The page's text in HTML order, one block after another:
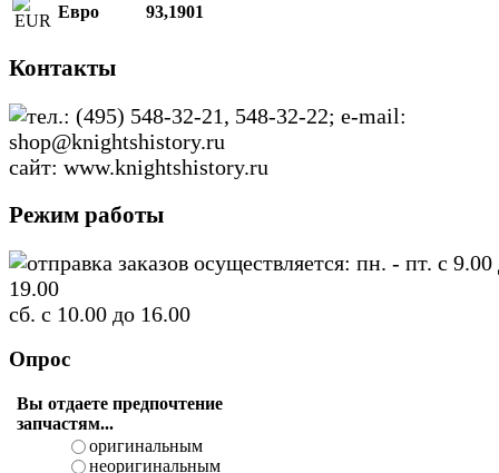
Евро 93,1901
Контакты
тел.: (495) 548-32-21, 548-32-22; e-mail:
shop@knightshistory.ru
сайт: www.knightshistory.ru
Режим работы
отправка заказов осуществляется: пн. - пт. с 9.00
19.00
сб. с 10.00 до 16.00
Опрос
Вы отдаете предпочтение
запчастям...
оригинальным
неоригинальным